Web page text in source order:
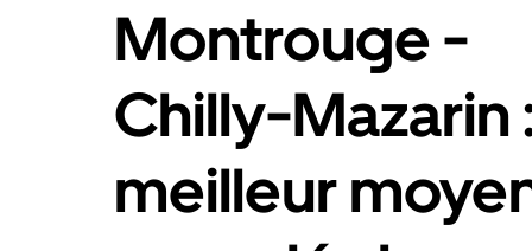
Montrouge -
Chilly-Mazarin
meilleur